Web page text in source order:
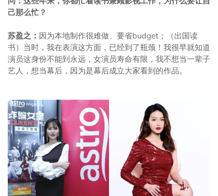
己那么忙？
苏盈之： 因为本地制作很难做、要省budget；（出国读
书）当时，我在表演这方面，已经到了瓶颈！我很早就知道
演员这身份不能到永远，女演员寿命有限，我不想当一辈子
艺人，想当幕后，因为是幕后成立大家看到的作品。